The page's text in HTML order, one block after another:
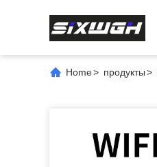
Home> продукты>